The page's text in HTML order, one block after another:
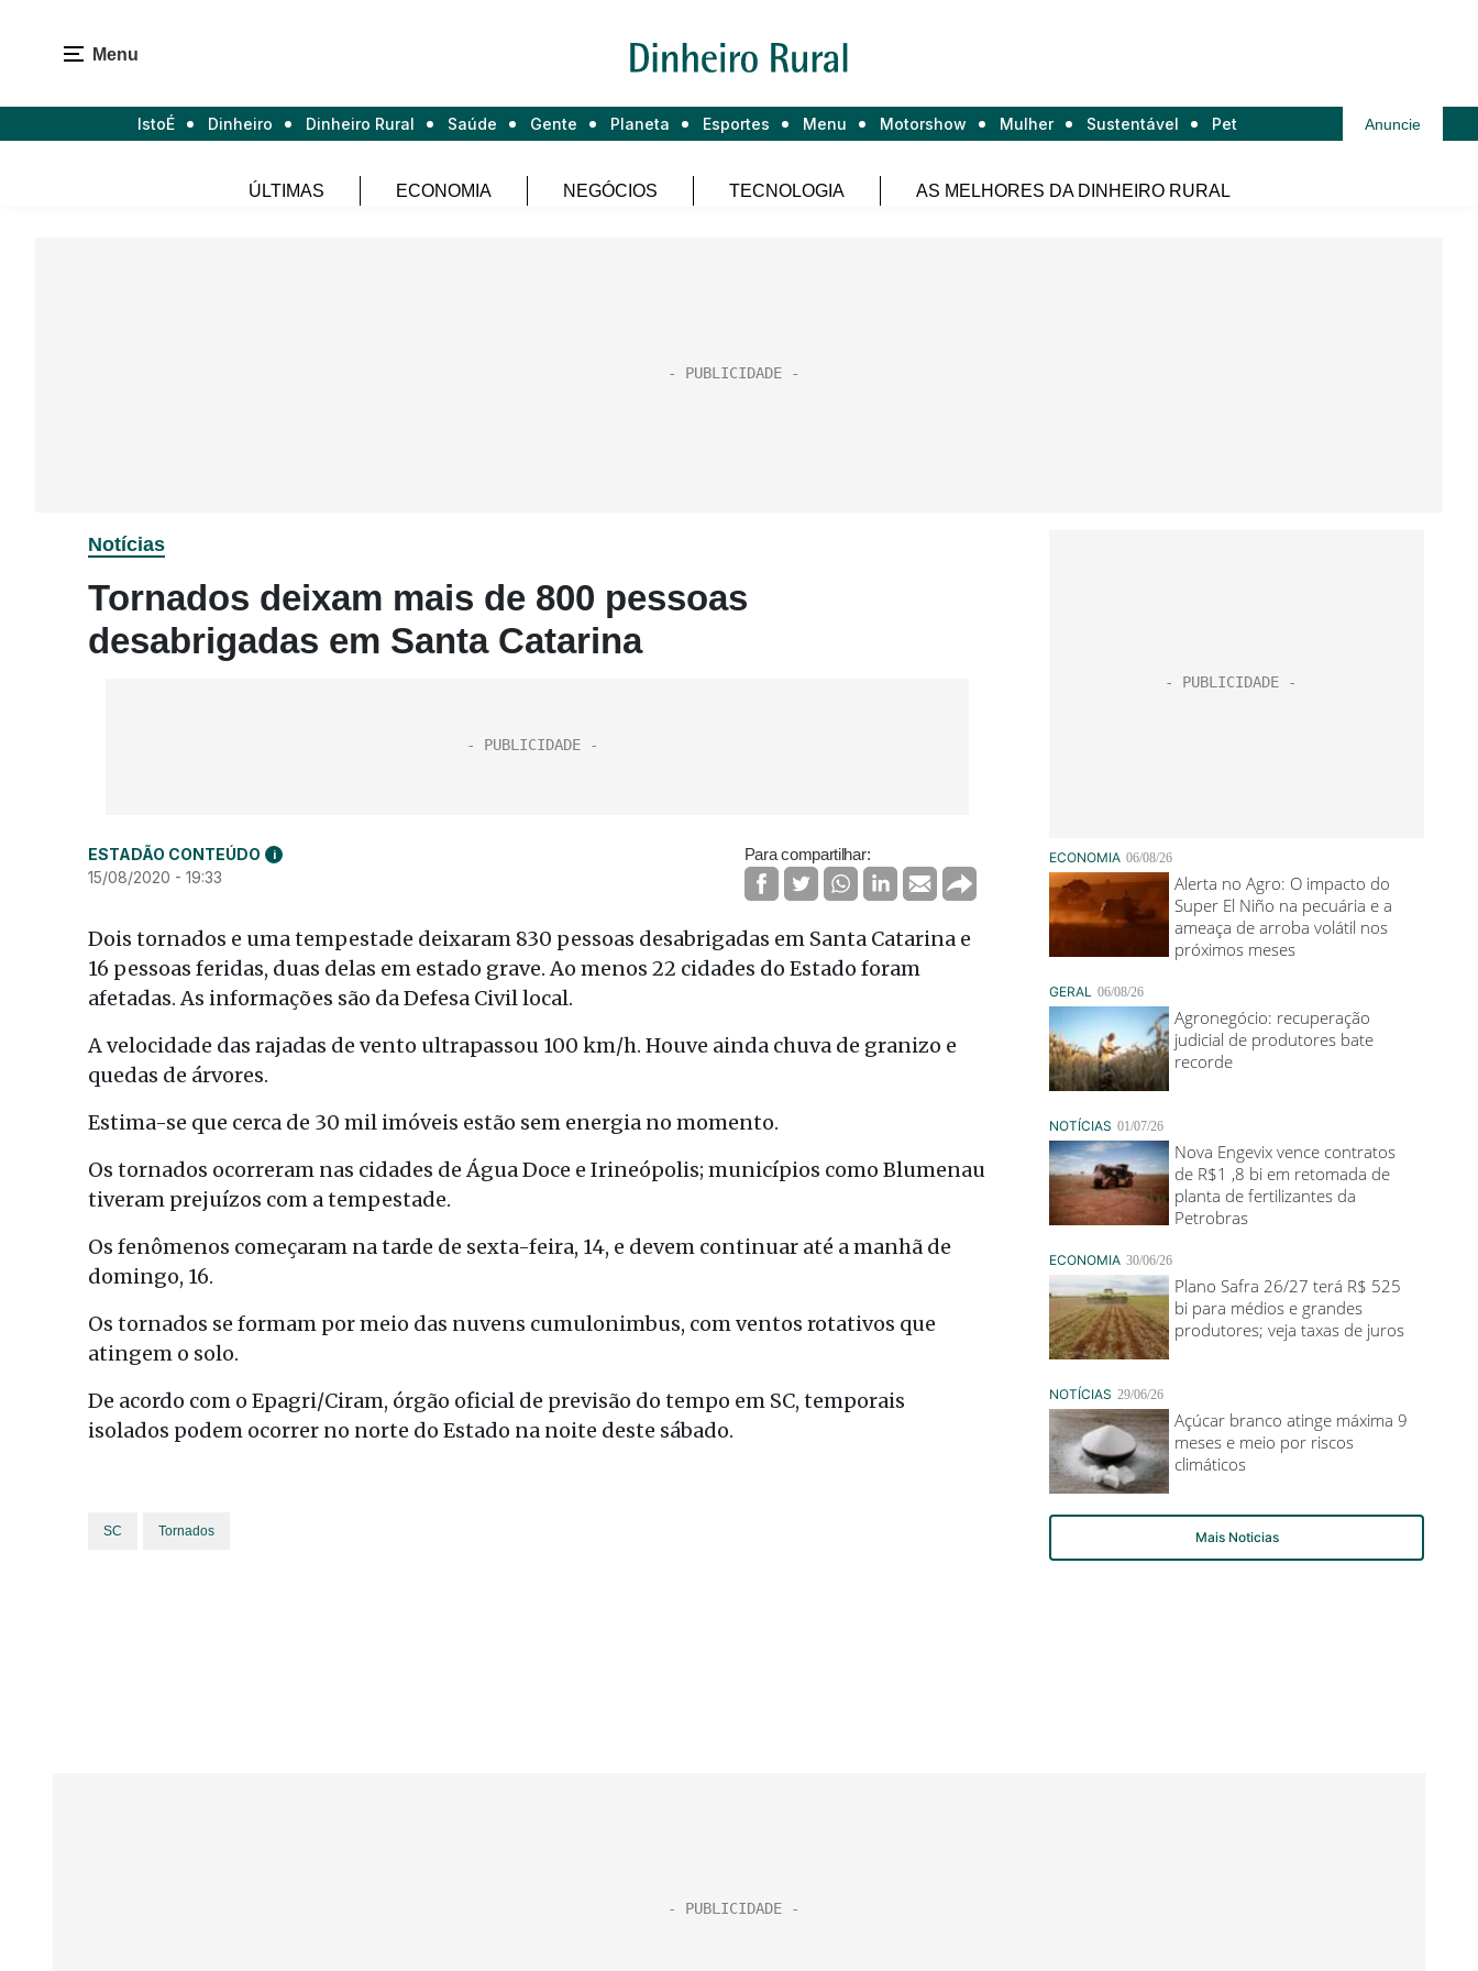
Menu
IstoÉ Dinheiro Dinheiro Rural Saúde Gente Planeta Esportes Menu Motorshow Mulher Sustentável Pet Anuncie
ÚLTIMAS ECONOMIA NEGÓCIOS TECNOLOGIA AS MELHORES DA DINHEIRO RURAL
Notícias
Tornados deixam mais de 800 pessoas
desabrigadas em Santa Catarina
ESTADÃO CONTEÚDO i
15/08/2020 - 19:33
Para compartilhar:
Dois tornados e uma tempestade deixaram 830 pessoas desabrigadas em Santa Catarina e
16 pessoas feridas, duas delas em estado grave. Ao menos 22 cidades do Estado foram
afetadas. As informações são da Defesa Civil local.
A velocidade das rajadas de vento ultrapassou 100 km/h. Houve ainda chuva de granizo e
quedas de árvores.
Estima-se que cerca de 30 mil imóveis estão sem energia no momento.
Os tornados ocorreram nas cidades de Água Doce e Irineópolis; municípios como Blumenau
tiveram prejuízos com a tempestade.
Os fenômenos começaram na tarde de sexta-feira, 14, e devem continuar até a manhã de
domingo, 16.
Os tornados se formam por meio das nuvens cumulonimbus, com ventos rotativos que
atingem o solo.
De acordo com o Epagri/Ciram, órgão oficial de previsão do tempo em SC, temporais
isolados podem ocorrer no norte do Estado na noite deste sábado.
SC Tornados